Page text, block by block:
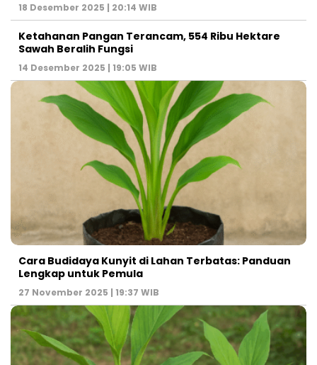
18 Desember 2025 | 20:14 WIB
Ketahanan Pangan Terancam, 554 Ribu Hektare
Sawah Beralih Fungsi
14 Desember 2025 | 19:05 WIB
Cara Budidaya Kunyit di Lahan Terbatas: Panduan
Lengkap untuk Pemula
27 November 2025 | 19:37 WIB